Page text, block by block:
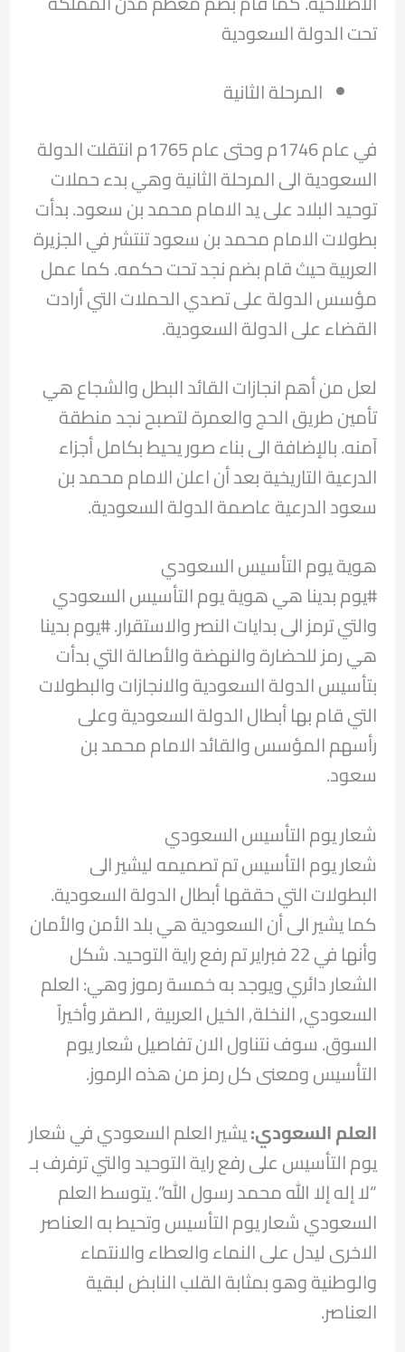
تحت الدولة السعودية
المرحلة الثانية
في عام 1746م وحتى عام 1765م انتقلت الدولة
السعودية الى المرحلة الثانية وهي بدء حملات
توحيد البلاد على يد الامام محمد بن سعود. بدأت
بطولات الامام محمد بن سعود تنتشر في الجزيرة
العربية حيث قام بضم نجد تحت حكمه. كما عمل
مؤسس الدولة على تصدي الحملات التي أرادت
القضاء على الدولة السعودية.
لعل من أهم انجازات القائد البطل والشجاع هي
تأمين طريق الحج والعمرة لتصبح نجد منطقة
آمنه. بالإضافة الى بناء صور يحيط بكامل أجزاء
الدرعية التاريخية بعد أن اعلن الامام محمد بن
سعود الدرعية عاصمة الدولة السعودية.
هوية يوم التأسيس السعودي
#يوم بدينا هي هوية يوم التأسيس السعودي
والتي ترمز الى بدايات النصر والاستقرار. #يوم بدينا
هي رمز للحضارة والنهضة والأصالة التي بدأت
بتأسيس الدولة السعودية والانجازات والبطولات
التي قام بها أبطال الدولة السعودية وعلى
رأسهم المؤسس والقائد الامام محمد بن
سعود.
شعار يوم التأسيس السعودي
شعار يوم التأسيس تم تصميمه ليشير الى
البطولات التي حققها أبطال الدولة السعودية.
كما يشير الى أن السعودية هي بلد الأمن والأمان
وأنها في 22 فبراير تم رفع راية التوحيد. شكل
الشعار دائري ويوجد به خمسة رموز وهي: العلم
السعودي, النخلة, الخيل العربية , الصقر وأخيراً
السوق. سوف نتناول الان تفاصيل شعار يوم
التأسيس ومعنى كل رمز من هذه الرموز.
العلم السعودي:يشير العلم السعودي في شعار
يوم التأسيس على رفع راية التوحيد والتي ترفرف بـ
“لا إله إلا الله محمد رسول الله”. يتوسط العلم
السعودي شعار يوم التأسيس وتحيط به العناصر
الاخرى ليدل على النماء والعطاء والانتماء
والوطنية وهو بمثابة القلب النابض لبقية
العناصر.